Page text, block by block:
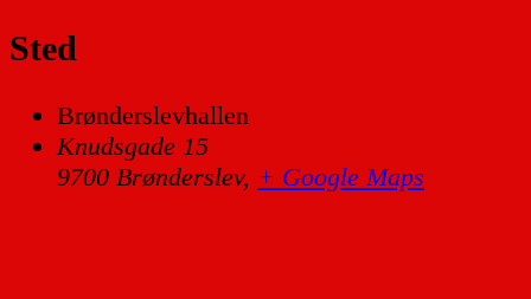
Sted
Brønderslevhallen
Knudsgade 15
9700 Brønderslev, + Google Maps